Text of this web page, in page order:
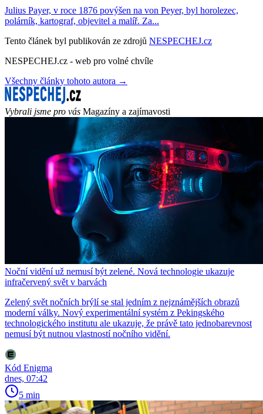
Julius Payer, v roce 1876 povýšen na von Peyer, byl horolezec,
polárník, kartograf, objevitel a malíř. Za...
Tento článek byl publikován ze zdrojů NESPECHEJ.cz
NESPECHEJ.cz - web pro volné chvíle
Všechny články tohoto autora →
Vybrali jsme pro vás Magazíny a zajímavosti
Noční vidění už nemusí být zelené. Nová technologie ukazuje
infračervený svět v barvách
Zelený svět nočních brýlí se stal jedním z nejznámějších obrazů
moderní války. Nový experimentální systém z Pekingského
technologického institutu ale ukazuje, že právě tato jednobarevnost
nemusí být nutnou vlastností nočního vidění.
Kód Enigma
dnes, 07:42
5 min